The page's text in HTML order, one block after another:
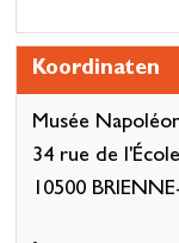
Koordinaten
Musée
34 rue de
10500